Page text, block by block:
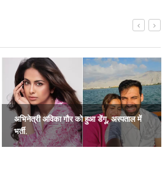
अभिनेत्री अविका गौर को हुआ डेंगू, अस्पताल में
भर्ती.